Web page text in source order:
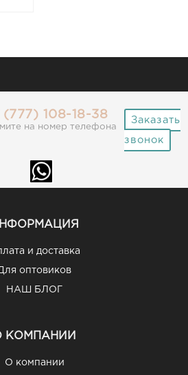
(777) 108-18-38
на номер телефона
Заказать
звонок
и доставка
оптовиков
НАШ БЛОГ
КОМПАНИИ
О компании